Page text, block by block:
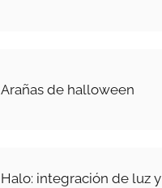
Arañas de halloween
Halo: integración de luz y